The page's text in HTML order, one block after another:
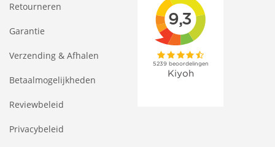
Retourneren
Garantie
Verzending & Afhalen
Betaalmogelijkheden
Reviewbeleid
Privacybeleid